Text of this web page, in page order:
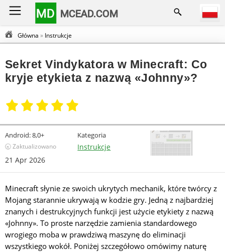
MD MCEAD.COM
Główna » Instrukcje
Sekret Vindykatora w Minecraft: Co
kryje etykieta z nazwą «Johnny»?
Android:8,0+
🕣 Zaktualizowano
21 Apr 2026
Kategoria
Instrukcje
Minecraft słynie ze swoich ukrytych mechanik, które twórcy z
Mojang starannie ukrywają w kodzie gry. Jedną z najbardziej
znanych i destrukcyjnych funkcji jest użycie etykiety z nazwą
«Johnny». To proste narzędzie zamienia standardowego
wrogiego moba w prawdziwą maszynę do eliminacji
wszystkiego wokół. Poniżej szczegółowo omówimy naturę